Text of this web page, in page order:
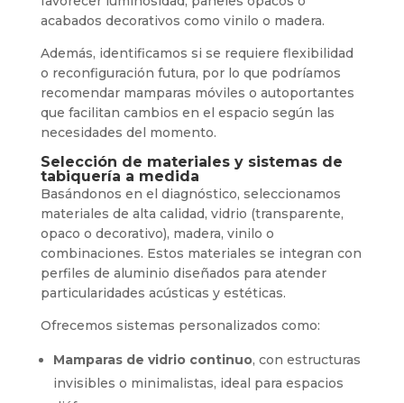
acabados decorativos como vinilo o madera.
Además, identificamos si se requiere flexibilidad
o reconfiguración futura, por lo que podríamos
recomendar mamparas móviles o autoportantes
que facilitan cambios en el espacio según las
necesidades del momento.
Selección de materiales y sistemas de
tabiquería a medida
Basándonos en el diagnóstico, seleccionamos
materiales de alta calidad, vidrio (transparente,
opaco o decorativo), madera, vinilo o
combinaciones. Estos materiales se integran con
perfiles de aluminio diseñados para atender
particularidades acústicas y estéticas.
Ofrecemos sistemas personalizados como:
Mamparas de vidrio continuo, con estructuras
invisibles o minimalistas, ideal para espacios